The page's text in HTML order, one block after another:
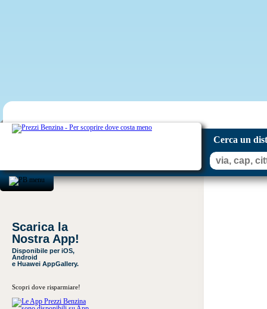
Cerca un
Scarica la
Nostra App!
Disponibile per iOS,
Android
e Huawei AppGallery.
Scopri dove risparmiare!